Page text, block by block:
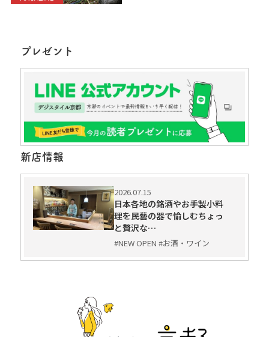
プレゼント
新店情報
2026.07.15
日本各地の銘酒やお手製小料
理を民藝の器で愉しむちょっ
と贅沢な…
#NEW OPEN #お酒・ワイン